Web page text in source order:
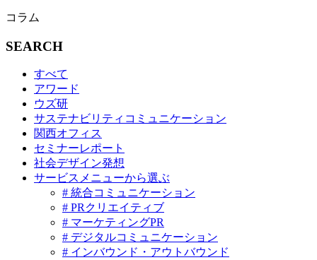
コラム
SEARCH
すべて
アワード
ウズ研
サステナビリティコミュニケーション
関西オフィス
セミナーレポート
社会デザイン発想
サービスメニューから選ぶ
# 統合コミュニケーション
# PRクリエイティブ
# マーケティングPR
# デジタルコミュニケーション
# インバウンド・アウトバウンド